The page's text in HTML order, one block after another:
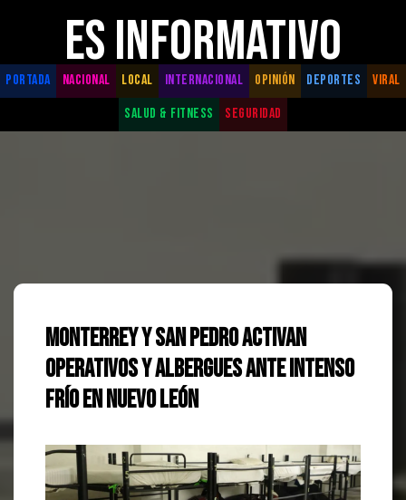
ES INFORMATIVO
PORTADA NACIONAL LOCAL INTERNACIONAL OPINIÓN DEPORTES
VIRAL
SALUD & FITNESS
SEGURIDAD
Monterrey y San Pedro activan
operativos y albergues ante intenso
frío en Nuevo León